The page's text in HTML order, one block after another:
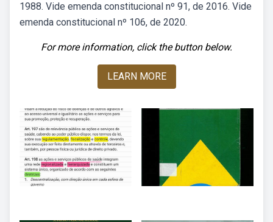
1988. Vide emenda constitucional nº 91, de 2016. Vide
emenda constitucional nº 106, de 2020.
For more information, click the button below.
LEARN MORE